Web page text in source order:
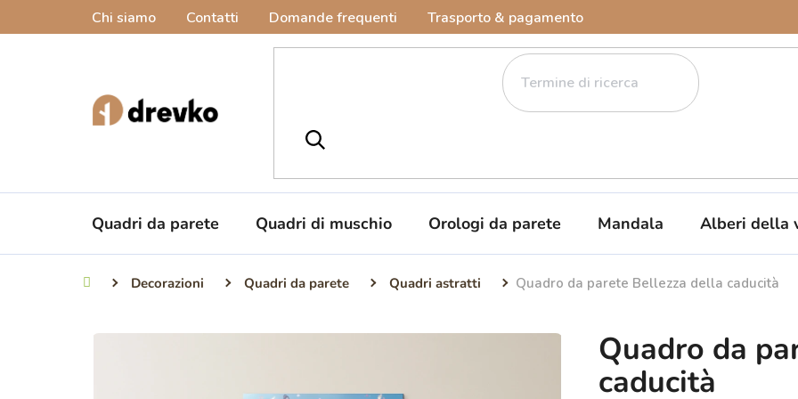
Chi siamo Contatti Domande frequenti Trasporto & pagamento
Quadri da parete Quadri di muschio Orologi da parete Mandala Alberi della
Casa Decorazioni Quadri da parete Quadri astratti Quadro da parete Bellezza della caducità
Quadro da
caducità